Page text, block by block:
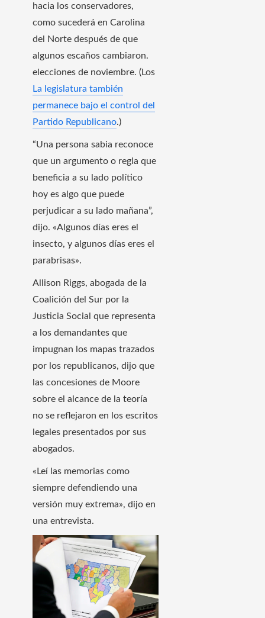
hacia los conservadores,
como sucederá en Carolina
del Norte después de que
algunos escaños cambiaron.
elecciones de noviembre. (Los
La legislatura también
permanece bajo el control del
Partido Republicano.)
“Una persona sabia reconoce
que un argumento o regla que
beneficia a su lado político
hoy es algo que puede
perjudicar a su lado mañana”,
dijo. «Algunos días eres el
insecto, y algunos días eres el
parabrisas».
Allison Riggs, abogada de la
Coalición del Sur por la
Justicia Social que representa
a los demandantes que
impugnan los mapas trazados
por los republicanos, dijo que
las concesiones de Moore
sobre el alcance de la teoría
no se reflejaron en los escritos
legales presentados por sus
abogados.
«Leí las memorias como
siempre defendiendo una
versión muy extrema», dijo en
una entrevista.